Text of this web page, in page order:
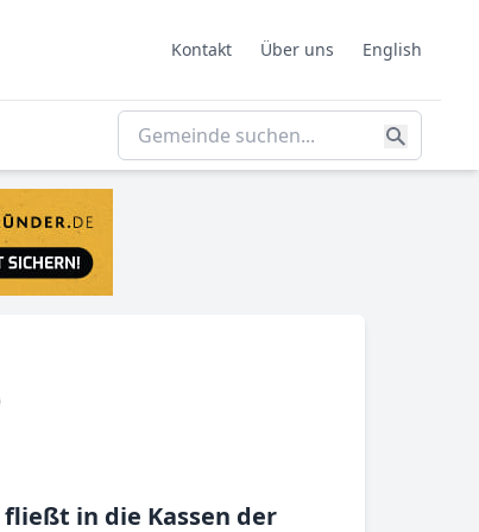
Kontakt Über uns English
in die Kassen der